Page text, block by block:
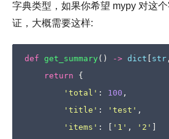
字典类型，如果你希望 mypy 对这
证，大概需要这样:
def get_summary () -> dict str ,
return
{
'total' : 100 ,
'title' : 'test' ,
'items' : '1' , '2'